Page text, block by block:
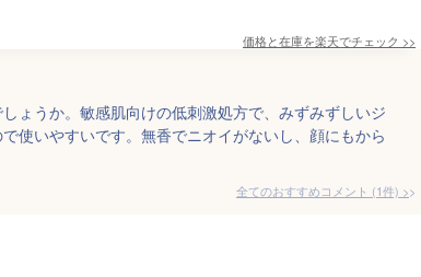
価格と在庫を楽天でチェック >>
ょうか。敏感肌向けの低刺激処方で、みずみずしいジ
使いやすいです。無香でニオイがないし、顔にもから
全てのおすすめコメント (1件) >